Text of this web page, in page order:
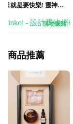
日就是要快樂! 靈神Ps
水
Pinkoi - 設計購物網站
購物賺點
商品推薦